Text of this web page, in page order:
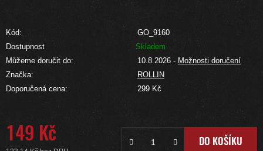
Kód:
GO_9160
Dostupnost
Skladem
Můžeme doručit do:
10.8.2026 - Možnosti doručení
Značka:
ROLLIN
Doporučená cena:
299 Kč
149 Kč DO KOŠÍKU